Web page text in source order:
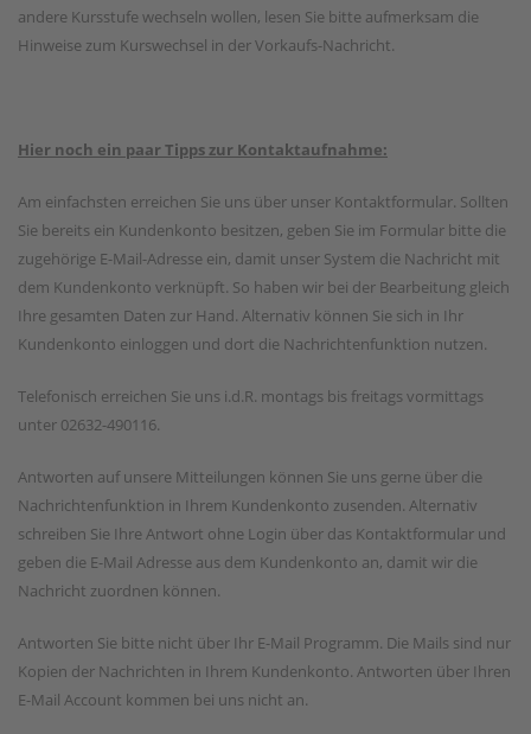
andere Kursstufe wechseln wollen, lesen Sie bitte aufmerksam die
Hinweise zum Kurswechsel in der Vorkaufs-Nachricht.
Hier noch ein paar Tipps zur Kontaktaufnahme:
Am einfachsten erreichen Sie uns über unser Kontaktformular. Sollten
Sie bereits ein Kundenkonto besitzen, geben Sie im Formular bitte die
zugehörige E-Mail-Adresse ein, damit unser System die Nachricht mit
dem Kundenkonto verknüpft. So haben wir bei der Bearbeitung gleich
Ihre gesamten Daten zur Hand. Alternativ können Sie sich in Ihr
Kundenkonto einloggen und dort die Nachrichtenfunktion nutzen.
Telefonisch erreichen Sie uns i.d.R. montags bis freitags vormittags
unter 02632-490116.
Antworten auf unsere Mitteilungen können Sie uns gerne über die
Nachrichtenfunktion in Ihrem Kundenkonto zusenden. Alternativ
schreiben Sie Ihre Antwort ohne Login über das Kontaktformular und
geben die E-Mail Adresse aus dem Kundenkonto an, damit wir die
Nachricht zuordnen können.
Antworten Sie bitte nicht über Ihr E-Mail Programm. Die Mails sind nur
Kopien der Nachrichten in Ihrem Kundenkonto. Antworten über Ihren
E-Mail Account kommen bei uns nicht an.